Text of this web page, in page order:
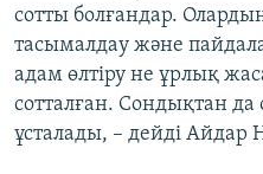
сотты болғандар.
тасымалдау және
адам өлтіру не ұрлық
сотталған. Сондықтан да
ұсталады, – дейді Айдар